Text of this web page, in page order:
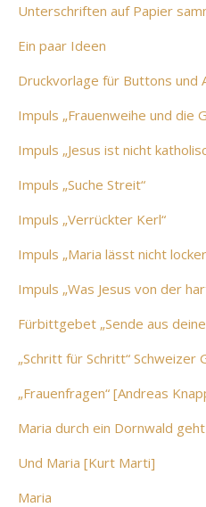
Unterschriften auf Papier
Ein paar Ideen
Druckvorlage für Buttons und
Impuls „Frauenweihe und die
Impuls „Jesus ist nicht
Impuls „Suche Streit“
Impuls „Verrückter Kerl“
Impuls „Maria lässt nicht
Impuls „Was Jesus von der
Fürbittgebet „Sende aus
„Schritt für Schritt“ Schweizer
„Frauenfragen“ [Andreas
Maria durch ein Dornwald geht
Und Maria [Kurt Marti]
Maria